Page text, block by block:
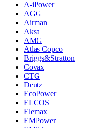
A-iPower
AGG
Airman
Aksa
AMG
Atlas Copco
Briggs&Stratton
Covax
CTG
Deutz
EcoPower
ELCOS
Elemax
EMPower